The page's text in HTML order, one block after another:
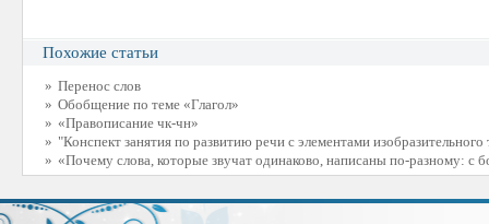
Похожие статьи
» Перенос слов
» Обобщение по теме «Глагол»
» «Правописание чк-чн»
» "Конспект занятия по развитию речи с элементами изобразительного
» «Почему слова, которые звучат одинаково, написаны по-разному: с